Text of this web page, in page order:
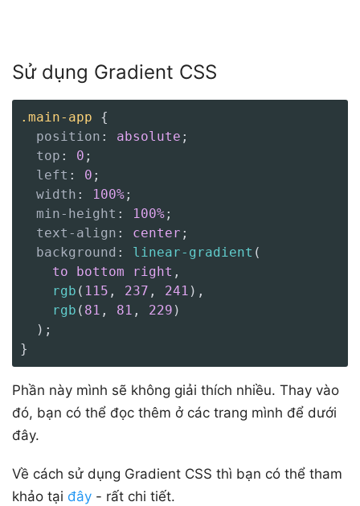
Sử dụng Gradient CSS
.main-app
{
position : absolute ;
top : 0 ;
left : 0 ;
width : 100%;
min-height : 100%;
text-align : center ;
background : linear-gradient (
    to bottom right
,
rgb ( 115 , 237 , 241 ) ,
rgb ( 81 , 81 , 229 )
) ;
}
Phần này mình sẽ không giải thích nhiều. Thay vào
đó, bạn có thể đọc thêm ở các trang mình để dưới
đây.
Về cách sử dụng Gradient CSS thì bạn có thể tham
khảo tại đây - rất chi tiết.